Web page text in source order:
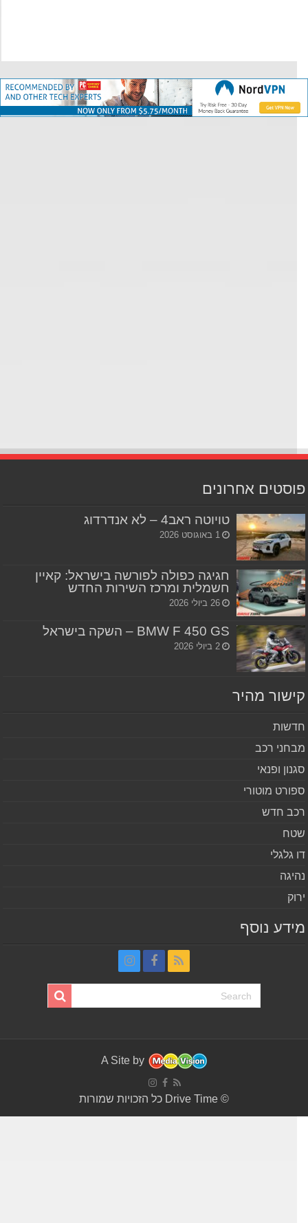
אחרונים
טויוטה ראב4 – לא אנדרדוג
1 באוגוסט 2026
חגיגה כפולה לפורשה בישראל: קאיין
חשמלית ומרכז השירות החדש
26 ביולי 2026
BMW F 450 GS – השקה בישראל
2 ביולי 2026
מהיר
רכב
ופנאי
מוטורי
חדש
גלגלי
נוסף
A Site by